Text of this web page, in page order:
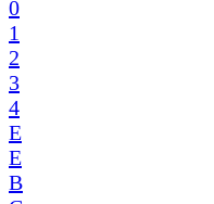
0
1
2
3
4
E
E
B